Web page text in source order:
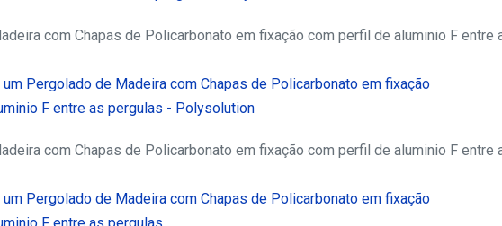
com Chapas de Policarbonato em fixação com perfil de aluminio F entre
com Chapas de Policarbonato em fixação com perfil de aluminio F entre